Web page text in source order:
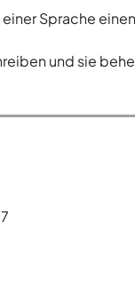
Sprache
und sie